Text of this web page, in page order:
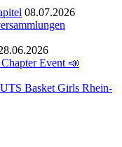
08.07.2026
Event 📣
Basket Girls Rhein-